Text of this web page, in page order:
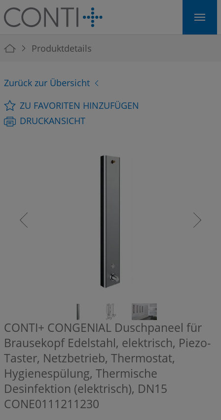
Skip to main navigation
Skip to main content
Skip to page footer
You are here:
Produktdetails
Zurück zur Übersicht
ZU FAVORITEN HINZUFÜGEN
DRUCKANSICHT
CONTI+ CONGENIAL Duschpaneel für
Brausekopf Edelstahl, elektrisch, Piezo-
Taster, Netzbetrieb, Thermostat,
Hygienespülung, Thermische
Desinfektion (elektrisch), DN15
CONE0111211230